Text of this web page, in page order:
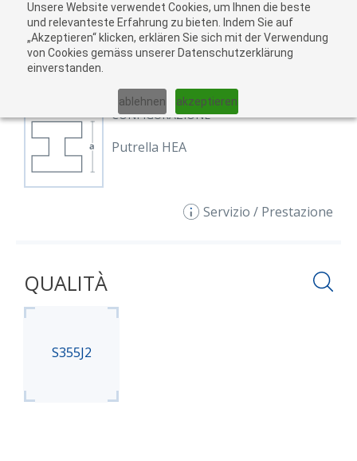
Unsere Website verwendet Cookies, um Ihnen die beste
und relevanteste Erfahrung zu bieten. Indem Sie auf
„Akzeptieren“ klicken, erklären Sie sich mit der Verwendung
von Cookies gemäss unserer Datenschutzerklärung
einverstanden.
ablehnen akzeptieren
01 02
CONFIGURAZIONE
Putrella HEA
Servizio / Prestazione
QUALITÀ
S355J2